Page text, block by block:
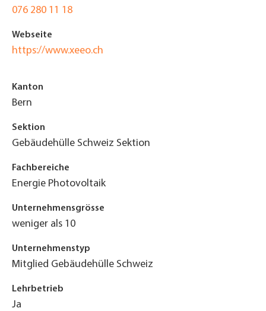
076 280 11 18
Webseite
https://www.xeeo.ch
Kanton
Bern
Sektion
Gebäudehülle Schweiz Sektion
Fachbereiche
Energie Photovoltaik
Unternehmensgrösse
weniger als 10
Unternehmenstyp
Mitglied Gebäudehülle Schweiz
Lehrbetrieb
Ja